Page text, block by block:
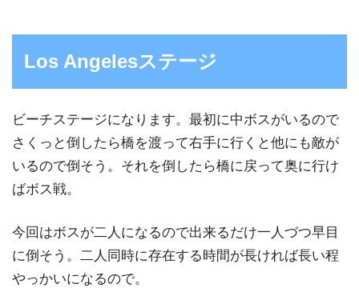
Los Angelesステージ
ビーチステージになります。最初に中ボスがいるので
さくっと倒したら橋を渡って右手に行くと他にも敵が
いるので倒そう。それを倒したら橋に戻って奥に行け
ばボス戦。
今回はボスが二人になるので出来るだけ一人づつ早目
に倒そう。二人同時に存在する時間が長ければ長い程
やっかいになるので。